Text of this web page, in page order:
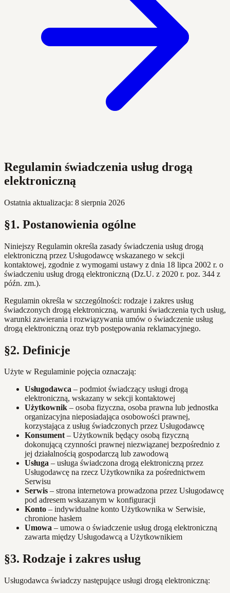
Regulamin świadczenia usług drogą
elektroniczną
Ostatnia aktualizacja: 8 sierpnia 2026
§1. Postanowienia ogólne
Niniejszy Regulamin określa zasady świadczenia usług drogą
elektroniczną przez Usługodawcę wskazanego w sekcji
kontaktowej, zgodnie z wymogami ustawy z dnia 18 lipca 2002 r. o
świadczeniu usług drogą elektroniczną (Dz.U. z 2020 r. poz. 344 z
późn. zm.).
Regulamin określa w szczególności: rodzaje i zakres usług
świadczonych drogą elektroniczną, warunki świadczenia tych usług,
warunki zawierania i rozwiązywania umów o świadczenie usług
drogą elektroniczną oraz tryb postępowania reklamacyjnego.
§2. Definicje
Użyte w Regulaminie pojęcia oznaczają:
Usługodawca – podmiot świadczący usługi drogą
elektroniczną, wskazany w sekcji kontaktowej
Użytkownik – osoba fizyczna, osoba prawna lub jednostka
organizacyjna nieposiadająca osobowości prawnej,
korzystająca z usług świadczonych przez Usługodawcę
Konsument– Użytkownik będący osobą fizyczną
dokonującą czynności prawnej niezwiązanej bezpośrednio z
jej działalnością gospodarczą lub zawodową
Usługa – usługa świadczona drogą elektroniczną przez
Usługodawcę na rzecz Użytkownika za pośrednictwem
Serwisu
Serwis – strona internetowa prowadzona przez Usługodawcę
pod adresem wskazanym w konfiguracji
Konto – indywidualne konto Użytkownika w Serwisie,
chronione hasłem
Umowa – umowa o świadczenie usług drogą elektroniczną
zawarta między Usługodawcą a Użytkownikiem
§3. Rodzaje i zakres usług
Usługodawca świadczy następujące usługi drogą elektroniczną: